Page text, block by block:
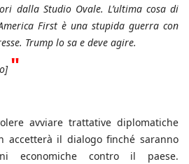
dalla Studio Ovale. L’ultima cosa di
First è una stupida guerra con
Trump lo sa e deve agire.
"
avviare trattative diplomatiche
accetterà il dialogo finché saranno
economiche contro il paese.